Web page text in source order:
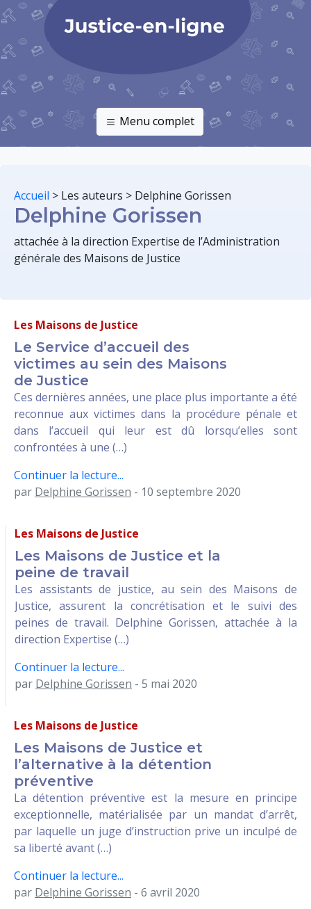
Menu complet
Accueil > Les auteurs > Delphine Gorissen
Delphine Gorissen
attachée à la direction Expertise de l’Administration
générale des Maisons de Justice
Les Maisons de Justice
Le Service d’accueil des
victimes au sein des Maisons
de Justice
Ces dernières années, une place plus importante a été
reconnue aux victimes dans la procédure pénale et
dans l’accueil qui leur est dû lorsqu’elles sont
confrontées à une (…)
Continuer la lecture...
par Delphine Gorissen - 10 septembre 2020
Les Maisons de Justice
Les Maisons de Justice et la
peine de travail
Les assistants de justice, au sein des Maisons de
Justice, assurent la concrétisation et le suivi des
peines de travail. Delphine Gorissen, attachée à la
direction Expertise (…)
Continuer la lecture...
par Delphine Gorissen - 5 mai 2020
Les Maisons de Justice
Les Maisons de Justice et
l’alternative à la détention
préventive
La détention préventive est la mesure en principe
exceptionnelle, matérialisée par un mandat d’arrêt,
par laquelle un juge d’instruction prive un inculpé de
sa liberté avant (…)
Continuer la lecture...
par Delphine Gorissen - 6 avril 2020